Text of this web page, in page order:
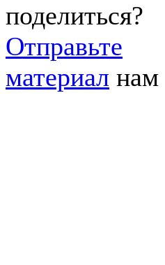
поделиться?
Отправьте
материал нам